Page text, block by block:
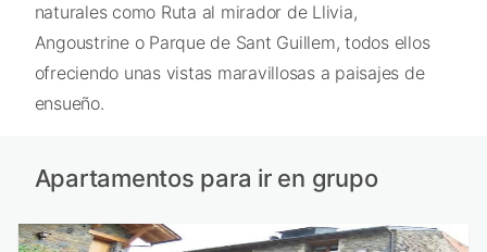
naturales como Ruta al mirador de Llivia,
Angoustrine o Parque de Sant Guillem, todos ellos
ofreciendo unas vistas maravillosas a paisajes de
ensueño.
Apartamentos para ir en grupo